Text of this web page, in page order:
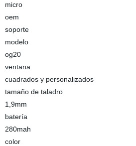
micro
oem
soporte
modelo
og20
ventana
cuadrados y personalizados
tamaño de taladro
1,9mm
batería
280mah
color